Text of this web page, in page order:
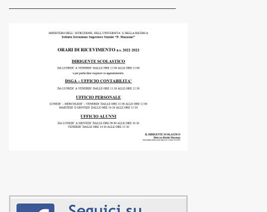
————————————————————